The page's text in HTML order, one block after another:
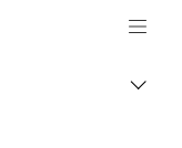
Logo, back to